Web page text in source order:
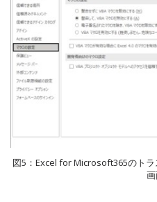
図5：Excel for Microsoft365のト